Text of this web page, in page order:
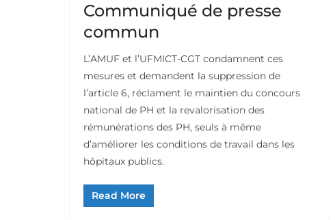
Communiqué de presse
commun
L’AMUF et l’UFMICT-CGT condamnent ces
mesures et demandent la suppression de
l’article 6, réclament le maintien du concours
national de PH et la revalorisation des
rémunérations des PH, seuls à même
d’améliorer les conditions de travail dans les
hôpitaux publics.
Read More